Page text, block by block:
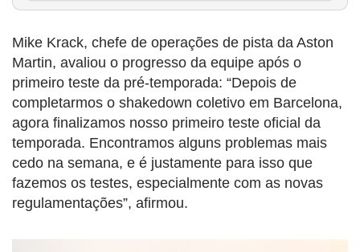
Mike Krack, chefe de operações de pista da Aston
Martin, avaliou o progresso da equipe após o
primeiro teste da pré-temporada: “Depois de
completarmos o shakedown coletivo em Barcelona,
agora finalizamos nosso primeiro teste oficial da
temporada. Encontramos alguns problemas mais
cedo na semana, e é justamente para isso que
fazemos os testes, especialmente com as novas
regulamentações”, afirmou.